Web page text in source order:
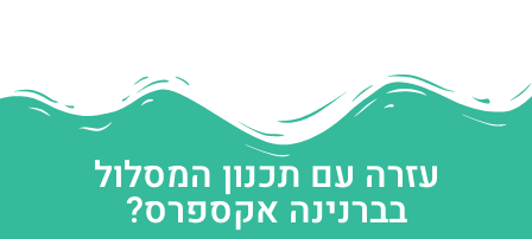
עזרה עם תכנון המסלול
בברנינה אקספרס?